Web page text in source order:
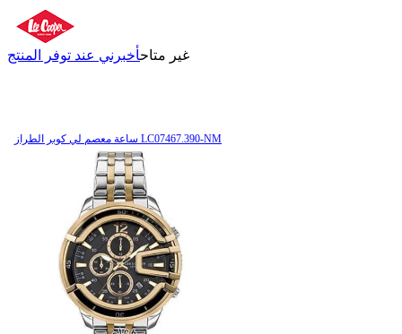
غير متاحأخبرني عند توفر المنتج
ساعة معصم لي كوبر الطراز LC07467.390-NM